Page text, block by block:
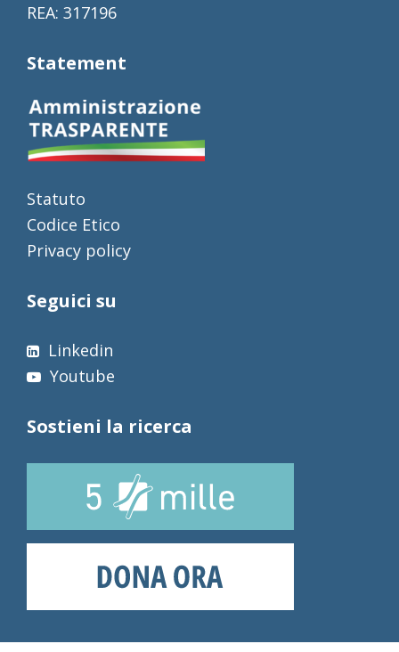
REA: 317196
Statement
Statuto
Codice Etico
Privacy policy
Seguici su
Linkedin
Youtube
Sostieni la ricerca